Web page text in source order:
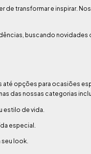
de transformar e inspirar.
buscando
opções para ocasiões
das nossas categorias
estilo de vida.
especial.
seu look.